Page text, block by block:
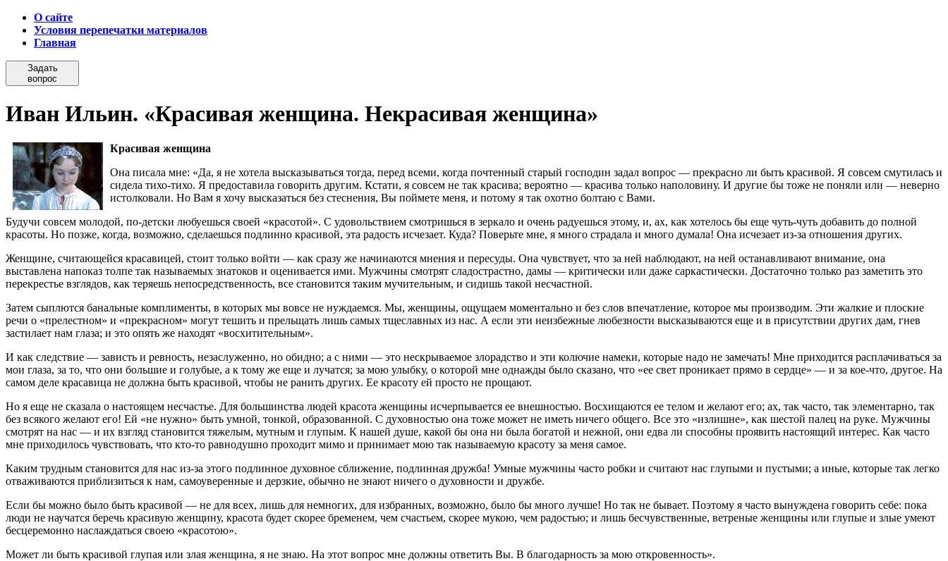
О сайте
Условия перепечатки материалов
Главная
Задать
вопрос
Иван Ильин. «Красивая женщина. Некрасивая женщина»
Красивая женщина
Она писала мне: «Да, я не хотела высказываться тогда, перед всеми, когда почтенный старый господин задал вопрос — прекрасно ли быть красивой. Я совсем смутилась и
сидела тихо-тихо. Я предоставила говорить другим. Кстати, я совсем не так красива; вероятно — красива только наполовину. И другие бы тоже не поняли или — неверно
истолковали. Но Вам я хочу высказаться без стеснения, Вы поймете меня, и потому я так охотно болтаю с Вами.
Будучи совсем молодой, по-детски любуешься своей «красотой». С удовольствием смотришься в зеркало и очень радуешься этому, и, ах, как хотелось бы еще чуть-чуть добавить до полной
красоты. Но позже, когда, возможно, сделаешься подлинно красивой, эта радость исчезает. Куда? Поверьте мне, я много страдала и много думала! Она исчезает из-за отношения других.
Женщине, считающейся красавицей, стоит только войти — как сразу же начинаются мнения и пересуды. Она чувствует, что за ней наблюдают, на ней останавливают внимание, она
выставлена напоказ толпе так называемых знатоков и оценивается ими. Мужчины смотрят сладострастно, дамы — критически или даже саркастически. Достаточно только раз заметить это
перекрестье взглядов, как теряешь непосредственность, все становится таким мучительным, и сидишь такой несчастной.
Затем сыплются банальные комплименты, в которых мы вовсе не нуждаемся. Мы, женщины, ощущаем моментально и без слов впечатление, которое мы производим. Эти жалкие и плоские
речи о «прелестном» и «прекрасном» могут тешить и прельщать лишь самых тщеславных из нас. А если эти неизбежные любезности высказываются еще и в присутствии других дам, гнев
застилает нам глаза; и это опять же находят «восхитительным».
И как следствие — зависть и ревность, незаслуженно, но обидно; а с ними — это нескрываемое злорадство и эти колючие намеки, которые надо не замечать! Мне приходится расплачиваться за
мои глаза, за то, что они большие и голубые, а к тому же еще и лучатся; за мою улыбку, о которой мне однажды было сказано, что «ее свет проникает прямо в сердце» — и за кое-что, другое. На
самом деле красавица не должна быть красивой, чтобы не ранить других. Ее красоту ей просто не прощают.
Но я еще не сказала о настоящем несчастье. Для большинства людей красота женщины исчерпывается ее внешностью. Восхищаются ее телом и желают его; ах, так часто, так элементарно, так
без всякого желают его! Ей «не нужно» быть умной, тонкой, образованной. С духовностью она тоже может не иметь ничего общего. Все это «излишне», как шестой палец на руке. Мужчины
смотрят на нас — и их взгляд становится тяжелым, мутным и глупым. К нашей душе, какой бы она ни была богатой и нежной, они едва ли способны проявить настоящий интерес. Как часто
мне приходилось чувствовать, что кто-то равнодушно проходит мимо и принимает мою так называемую красоту за меня самое.
Каким трудным становится для нас из-за этого подлинное духовное сближение, подлинная дружба! Умные мужчины часто робки и считают нас глупыми и пустыми; а иные, которые так легко
отваживаются приблизиться к нам, самоуверенные и дерзкие, обычно не знают ничего о духовности и дружбе.
Если бы можно было быть красивой — не для всех, лишь для немногих, для избранных, возможно, было бы много лучше! Но так не бывает. Поэтому я часто вынуждена говорить себе: пока
люди не научатся беречь красивую женщину, красота будет скорее бременем, чем счастьем, скорее мукою, чем радостью; и лишь бесчувственные, ветреные женщины или глупые и злые умеют
бесцеремонно наслаждаться своею «красотою».
Может ли быть красивой глупая или злая женщина, я не знаю. На этот вопрос мне должны ответить Вы. В благодарность за мою откровенность».